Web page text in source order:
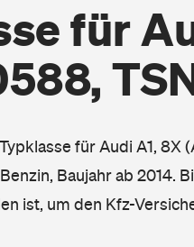
für
für Audi A1, 8X
Baujahr ab 2014.
ist, um den Kfz-